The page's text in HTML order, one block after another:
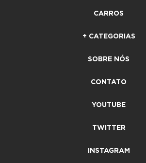
CARROS
+ CATEGORIAS
SOBRE NÓS
CONTATO
YOUTUBE
TWITTER
INSTAGRAM